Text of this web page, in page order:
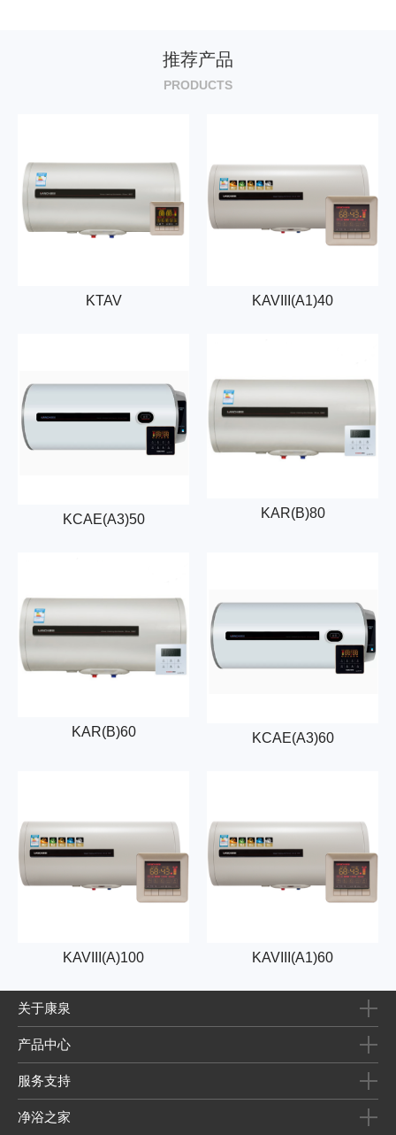
推荐产品
PRODUCTS
KTAV KAVIII(A1)40
KCAE(A3)50 KAR(B)80
KAR(B)60 KCAE(A3)60
KAVIII(A)100 KAVIII(A1)60
关于康泉
产品中心
服务支持
净浴之家